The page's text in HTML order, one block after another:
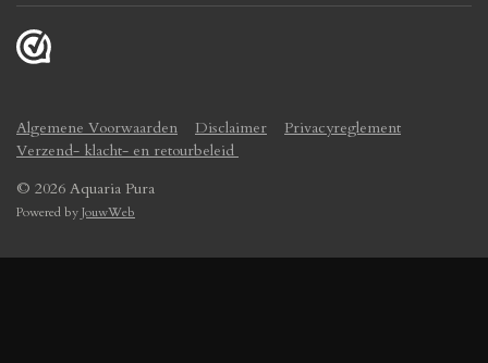
Algemene Voorwaarden Disclaimer
Privacyreglement
Verzend- klacht- en retourbeleid
© 2026 Aquaria Pura
Powered byJouwWeb